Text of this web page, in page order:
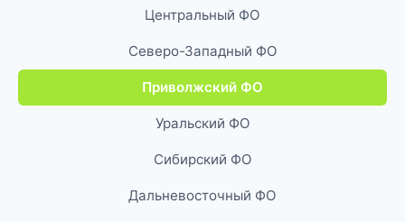
Центральный ФО
Северо-Западный ФО
Приволжский ФО
Уральский ФО
Сибирский ФО
Дальневосточный ФО